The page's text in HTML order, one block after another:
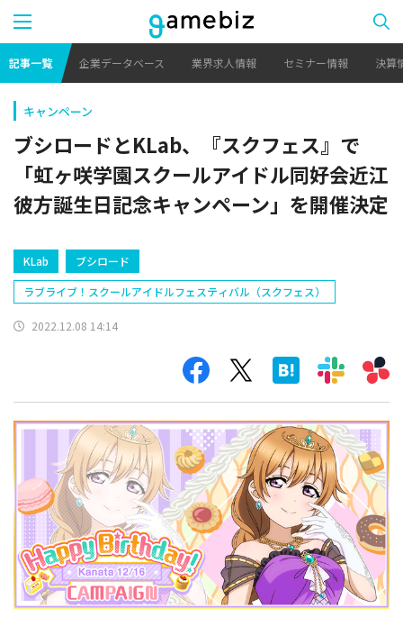
記事一覧 企業データベース 業界求人情報 セミナー情報 決算
キャンペーン
ブシロードとKLab、『スクフェス』で
「虹ヶ咲学園スクールアイドル同好会近江
彼方誕生日記念キャンペーン」を開催決定
KLab
ブシロード
ラブライブ！スクールアイドルフェスティバル（スクフェス）
2022.12.08 14:14